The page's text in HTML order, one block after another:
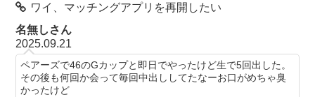
ワイ、マッチングアプリを再開したい
名無しさん
2025.09.21
ペアーズで46のGカップと即日でやったけど生で5回出した。
その後も何回か会って毎回中出ししてたなーお口がめちゃ臭
かったけど